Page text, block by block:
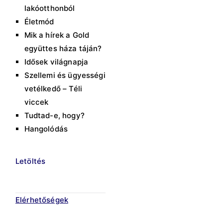
lakóotthonból
Életmód
Mik a hírek a Gold
együttes háza táján?
Idősek világnapja
Szellemi és ügyességi
vetélkedő – Téli
viccek
Tudtad-e, hogy?
Hangolódás
Letöltés
Elérhetőségek